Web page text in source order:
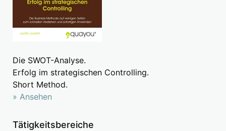
Die SWOT-Analyse.
Erfolg im strategischen Controlling.
Short Method.
» Ansehen
Tätigkeitsbereiche